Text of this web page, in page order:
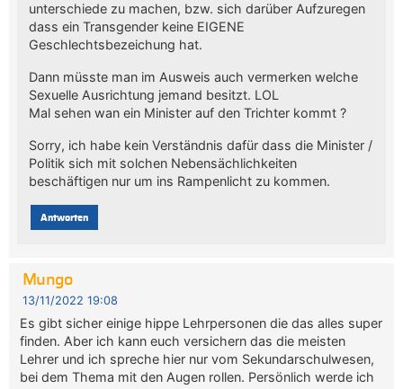
unterschiede zu machen, bzw. sich darüber Aufzuregen
dass ein Transgender keine EIGENE
Geschlechtsbezeichung hat.
Dann müsste man im Ausweis auch vermerken welche
Sexuelle Ausrichtung jemand besitzt. LOL
Mal sehen wan ein Minister auf den Trichter kommt ?
Sorry, ich habe kein Verständnis dafür dass die Minister /
Politik sich mit solchen Nebensächlichkeiten
beschäftigen nur um ins Rampenlicht zu kommen.
Antworten
Mungo
13/11/2022 19:08
Es gibt sicher einige hippe Lehrpersonen die das alles super
finden. Aber ich kann euch versichern das die meisten
Lehrer und ich spreche hier nur vom Sekundarschulwesen,
bei dem Thema mit den Augen rollen. Persönlich werde ich